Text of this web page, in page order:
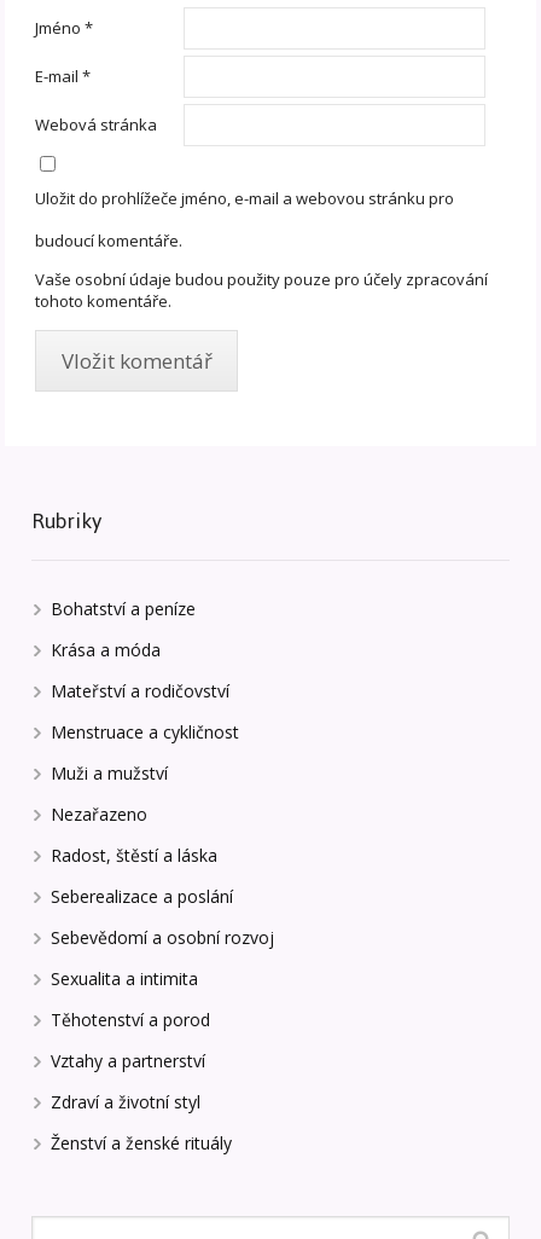
Jméno*
E-mail*
Webová stránka
Uložit do prohlížeče jméno, e-mail a webovou stránku pro
budoucí komentáře.
Vaše osobní údaje budou použity pouze pro účely zpracování
tohoto komentáře.
Rubriky
Bohatství a peníze
Krása a móda
Mateřství a rodičovství
Menstruace a cykličnost
Muži a mužství
Nezařazeno
Radost, štěstí a láska
Seberealizace a poslání
Sebevědomí a osobní rozvoj
Sexualita a intimita
Těhotenství a porod
Vztahy a partnerství
Zdraví a životní styl
Ženství a ženské rituály